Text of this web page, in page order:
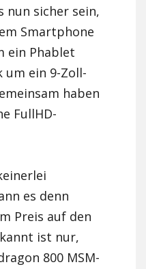
nun sicher sein,
Smartphone
ein Phablet
um ein 9-Zoll-
haben
FullHD-
es denn
Preis auf den
ist nur,
800 MSM-